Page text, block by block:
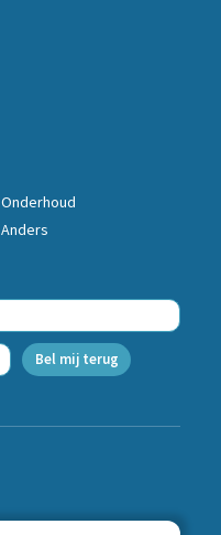
Onderhoud
Anders
Bel mij terug